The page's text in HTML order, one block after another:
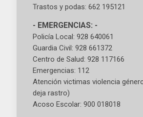
Trastos y podas: 662 195121
- EMERGENCIAS: -
Policía Local: 928 640061
Guardia Civil: 928 661372
Centro de Salud: 928 117166
Emergencias: 112
Atención victimas violencia
deja rastro)
Acoso Escolar: 900 018018